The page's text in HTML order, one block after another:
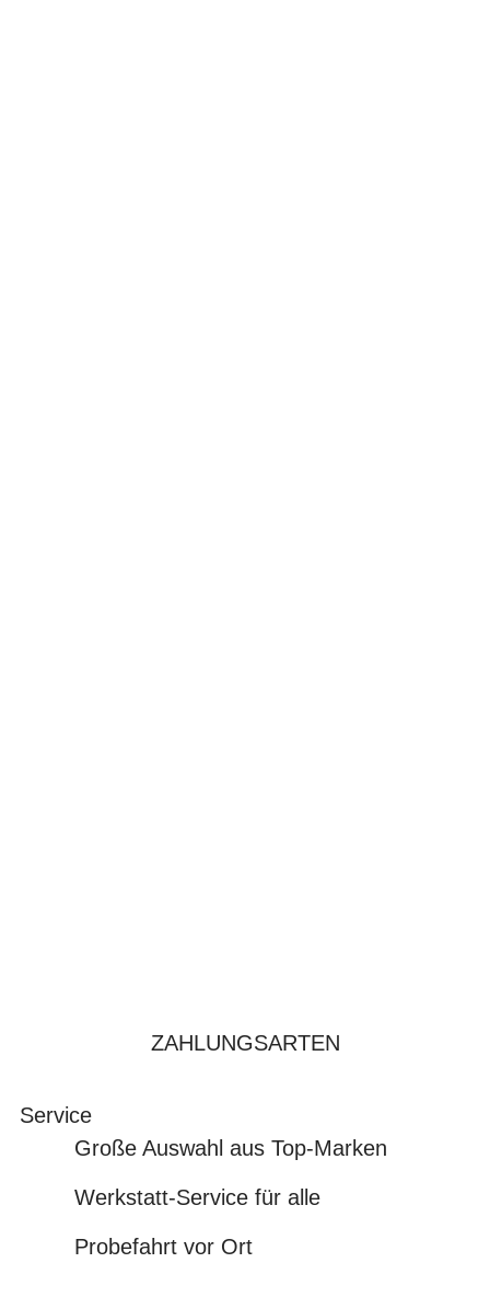
ZAHLUNGSARTEN
Service
Große Auswahl aus Top-Marken
Werkstatt-Service für alle
Probefahrt vor Ort